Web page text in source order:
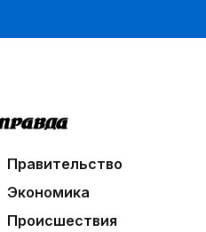
Правительство
Экономика
Происшествия